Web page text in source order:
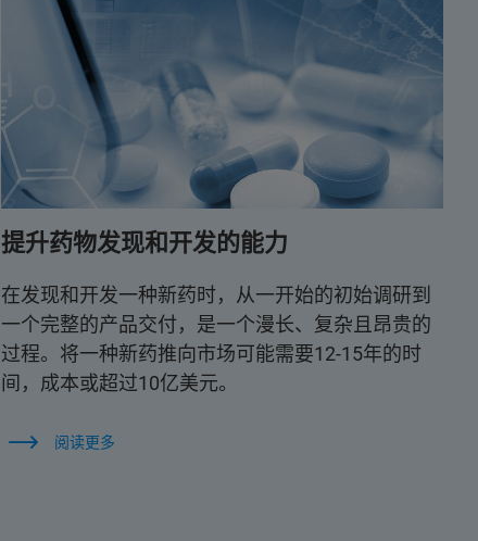
提升药物发现和开发的能力
在发现和开发一种新药时，从一开始的初始调研到
一个完整的产品交付，是一个漫长、复杂且昂贵的
过程。将一种新药推向市场可能需要12-15年的时
间，成本或超过10亿美元。
阅读更多